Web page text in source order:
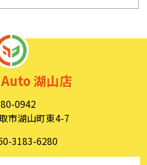
目的の範囲内で、適法にこれ
て
の利用の安全性を確保するた
始めとする安全措置を構築
ス、個人情報の漏洩、滅失ま
キュリティの是正に努めま
る適正な対応について
湖山店
0942
市湖山町東4-7
3183-6280